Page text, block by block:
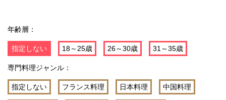
年齢層：
指定しない 18～25歳 26～30歳 31～35歳
専門料理ジャンル：
指定しない フランス料理 日本料理 中国料理